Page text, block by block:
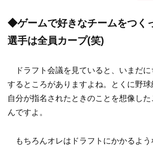
◆ゲームで好きなチームをつく
選手は全員カープ(笑)
ドラフト会議を見ていると、いまだに
するところがありますよね。とくに野
自分が指名されたときのことを想像した
んですよ。
もちろんオレはドラフトにかかるよう